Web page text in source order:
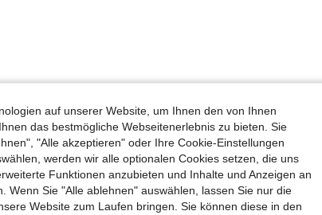
Hilfreich (2)
auf unserer Website, um Ihnen den von Ihnen
das bestmögliche Webseitenerlebnis zu bieten. Sie
"Alle akzeptieren" oder Ihre Cookie-Einstellungen
werden wir alle optionalen Cookies setzen, die uns
Funktionen anzubieten und Inhalte und Anzeigen an
Wenn Sie "Alle ablehnen" auswählen, lassen Sie nur die
Website zum Laufen bringen. Sie können diese in den